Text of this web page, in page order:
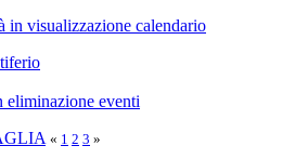
in visualizzazione calendario
eliminazione eventi
« 1 2 3 »